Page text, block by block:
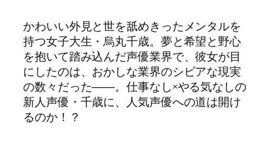
かわいい外見と世を舐めきったメンタルを
持つ女子大生・烏丸千歳。夢と希望と野心
を抱いて踏み込んだ声優業界で、彼女が目
にしたのは、おかしな業界のシビアな現実
の数々だった――。仕事なし×やる気なしの
新人声優・千歳に、人気声優への道は開け
るのか！？